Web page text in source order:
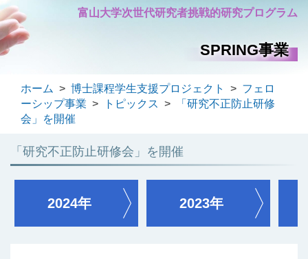
富山大学次世代研究者挑戦的研究プログラム
SPRING事業
ホーム > 博士課程学生支援プロジェクト > フェロ
ーシップ事業 > トピックス >
「研究不正防止研修
会」を開催
「研究不正防止研修会」を開催
2024年 2023年